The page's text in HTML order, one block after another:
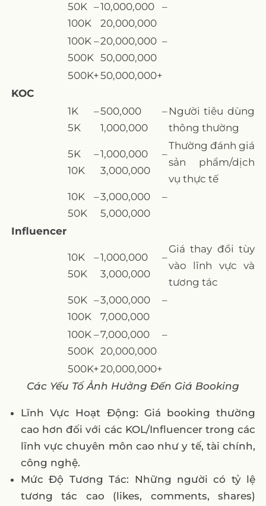
50K –
100K
10,000,000 –
20,000,000
100K –
500K
20,000,000 –
50,000,000
500K+50,000,000+
KOC
1K –
5K
500,000 –
1,000,000
Người tiêu dùng
thông thường
5K –
10K
1,000,000 –
3,000,000
Thường đánh giá
sản phẩm/dịch
vụ thực tế
10K –
50K
3,000,000 –
5,000,000
Influencer
10K –
50K
1,000,000 –
3,000,000
Giá thay đổi tùy
vào lĩnh vực và
tương tác
50K –
100K
3,000,000 –
7,000,000
100K –
500K
7,000,000 –
20,000,000
500K+20,000,000+
Các Yếu Tố Ảnh Hưởng Đến Giá Booking
Lĩnh Vực Hoạt Động: Giá booking thường
cao hơn đối với các KOL/Influencer trong các
lĩnh vực chuyên môn cao như y tế, tài chính,
công nghệ.
Mức Độ Tương Tác: Những người có tỷ lệ
tương tác cao (likes, comments, shares)